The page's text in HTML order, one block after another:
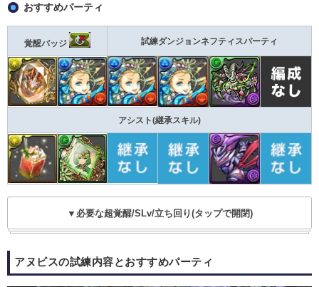
おすすめパーティ
覚醒バッジ 試練ダンジョンネフティスパーティ
アシスト(継承スキル)
▼必要な超覚醒/SLv/立ち回り(タップで開閉)
アヌビスの試練内容とおすすめパーティ